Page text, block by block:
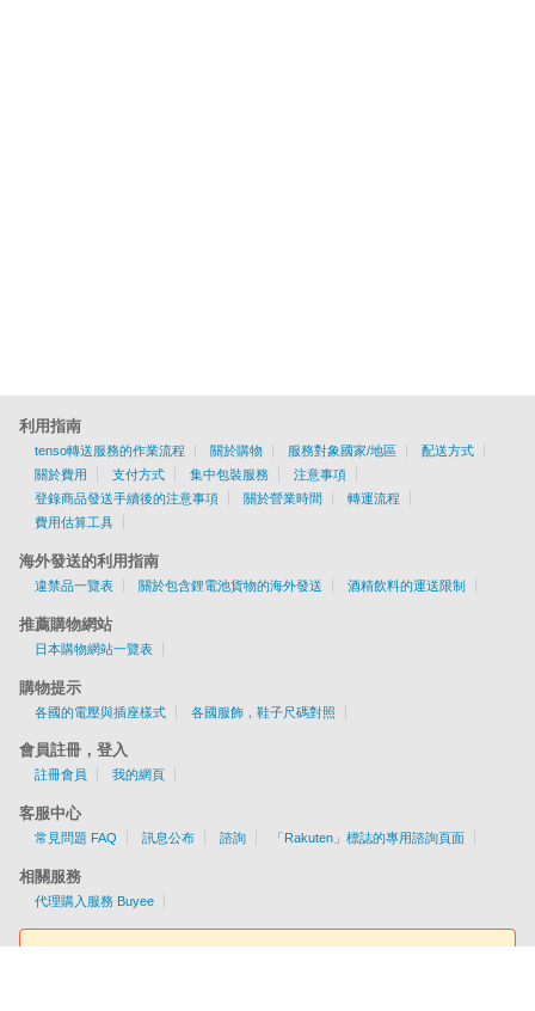
利用指南
tenso轉送服務的作業流程 關於購物 服務對象國家/地區
配送方式
關於費用
支付方式 集中包裝服務
注意事項
登錄商品發送手續後的注意事項
關於營業時間
轉運流程
費用估算工具
海外發送的利用指南
違禁品一覽表 關於包含鋰電池貨物的海外發送 酒精飲料的運送限制
推薦購物網站
日本購物網站一覽表
購物提示
各國的電壓與插座樣式 各國服飾，鞋子尺碼對照
會員註冊，登入
註冊會員 我的網頁
客服中心
常見問題 FAQ 訊息公布 諮詢 「Rakuten」標誌的專用諮詢頁面
相關服務
代理購入服務 Buyee